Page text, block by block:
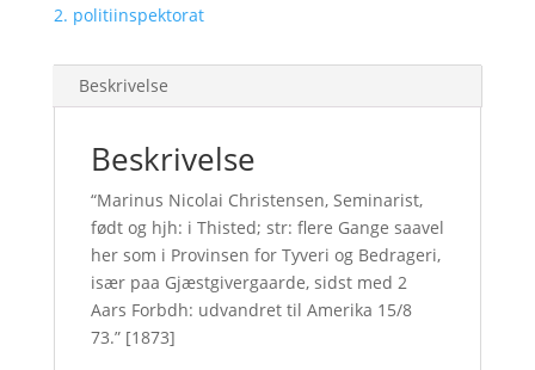
2. politiinspektorat
Beskrivelse
Beskrivelse
“Marinus Nicolai Christensen, Seminarist,
født og hjh: i Thisted; str: flere Gange saavel
her som i Provinsen for Tyveri og Bedrageri,
især paa Gjæstgivergaarde, sidst med 2
Aars Forbdh: udvandret til Amerika 15/8
73.” [1873]